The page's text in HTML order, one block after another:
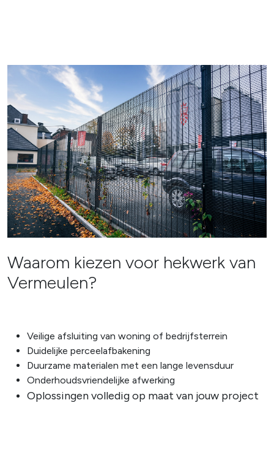
Waarom kiezen voor hekwerk van
Vermeulen?
Veilige afsluiting van woning of bedrijfsterrein
Duidelijke perceelafbakening
Duurzame materialen met een lange levensduur
Onderhoudsvriendelijke afwerking
Oplossingen volledig op maat van jouw project